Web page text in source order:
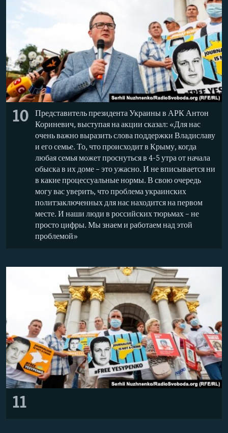
10
Представитель президента Украины в АРК Антон
Кориневич, выступая на акции сказал: «Для нас
очень важно выразить слова поддержки Владиславу
и его семье. То, что происходит в Крыму, когда
любая семья может проснуться в 4-5 утра от начала
обыска в их доме – это ужасно. И не вписывается ни
в какие процессуальные нормы. В свою очередь
могу вас уверить, что проблема украинских
политзаключенных для нас находится на первом
месте. И наши люди в российских тюрьмах – не
просто цифры. Мы знаем и работаем над этой
проблемой»
11